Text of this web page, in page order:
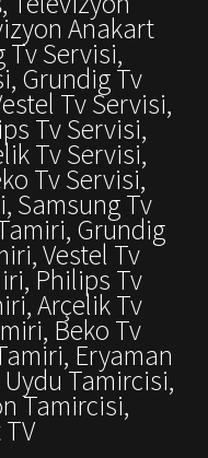
Anakart
Tv Servisi,
Grundig Tv
Tv Servisi,
Tv Servisi,
Tv Servisi,
Tv Servisi,
Samsung Tv
Grundig
Vestel Tv
Philips Tv
Arçelik Tv
Beko Tv
Eryaman
Tamircisi,
Tamircisi,